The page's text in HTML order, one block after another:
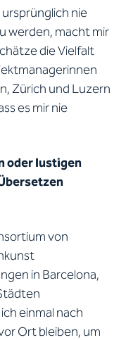
nie
werden, macht mir
die Vielfalt
Zürich und Luzern
es mir nie
oder lustigen
von
in Barcelona,
einmal nach
Ort bleiben, um